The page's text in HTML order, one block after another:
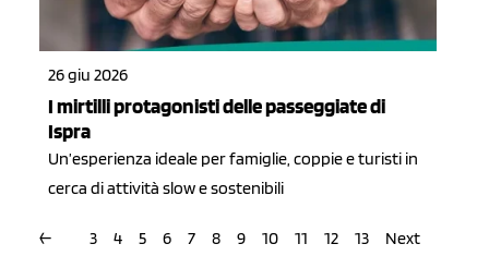
26 giu 2026
I mirtilli protagonisti delle passeggiate di
Ispra
Un’esperienza ideale per famiglie, coppie e turisti in
cerca di attività slow e sostenibili
←
3 4 5 6 7 8 9 10 11 12 13
Next